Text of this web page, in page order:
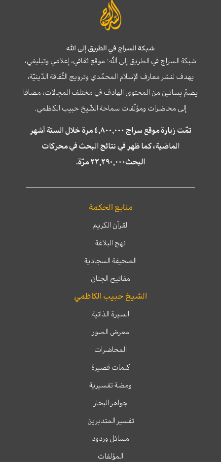
شبكة السراج في الطريق إلى الله
شبكة السراج في الطريق إلى الله؛ موقع ثقافي، إعلامي وتبليغي،
يهدف لنشر معارف الإسلام المحمّدي وترويج الثّقافة الدّينيّة،
يضمّ بساتين من المحتوى الهادف في مختلف المجالات، مضافا
إلى محاضرات ومؤلّفات سماحة الشّيخ حبيب الكاظمي.
تمّت زيارة موقع سراج ٤,٨٠٠,٠٠٠ مرة خلال الستة أشهر
الماضية، كما ظهر في نتائج البحث في محركات
البحث٢٢,٢٩٠,٠٠٠ مرّة.
منابع الحكمة
القرآن الكريم
نهج البلاغة
الصحيفة السجادية
مفاتيح الجنان
الشيخ حبيب الكاظمي
السيرة الذاتية
معرض الصور
المحاضرات
كلمات قصيرة
ومضة تفسيرية
جواهر البحار
تفسير المتدبرين
مسائل وردود
المؤلفات